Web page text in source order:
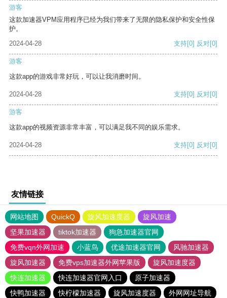
游客
这款加速器VPM应用程序已经为我们带来了无限的隐私保护和安全性保
护。
2024-04-28
支持[0] 反对[0]
游客
这款app的游戏非常好玩，可以让我消磨时间。
2024-04-28 支持[0] 反对[0]
游客
这款app的视频资源非常丰富，可以满足我不同的娱乐需求。
2024-04-28 支持[0] 反对[0]
友情链接
网站地图 QuickQ 旋风加速度器
旋风加速
坚果加速器
tiktok加速器
狗急加速器官网
免费vqn外网加速
小蓝鸟 优途加速器官网
风驰加速器
旋风加速器
免费vps加速器外网苹果版
旋风加速度器
快连加速器
快连加速器官网入口
原子加速器
快鸭加速器
快柠檬加速器 旋风加速度器
外网网址导航